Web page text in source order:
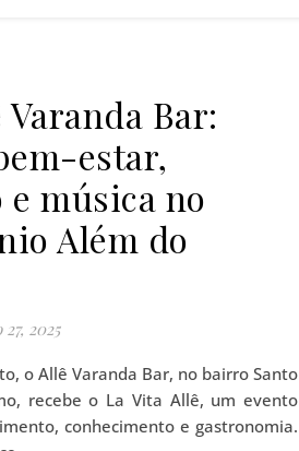
Bar:
estar,
música no
Além do
2025
o Allê Varanda Bar, no bairro Santo
recebe o La Vita Allê, um evento
conhecimento e gastronomia.